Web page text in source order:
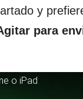
y
para
o iPad